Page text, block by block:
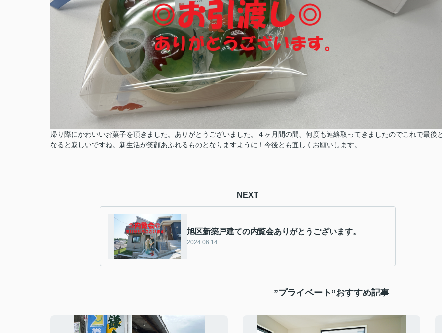
帰り際にかわいいお菓子を頂きました。ありがとうございました。４ヶ月間の間、何度も連絡取ってきましたのでこれで最後
なると寂しいですね。新生活が笑顔あふれるものとなりますように！今後とも宜しくお願いします。
NEXT
旭区新築戸建ての内覧会ありがとうございます。
2024.06.14
”プライベート”おすすめ記事